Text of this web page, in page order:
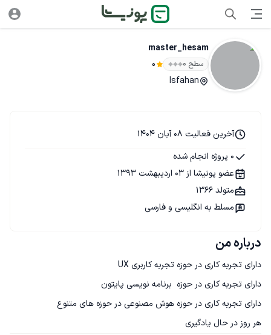
master_hesam
سطح ۰ 0
Isfahan
درباره من
هر روز در حال یادگیری
آخرین فعالیت 08 آبان 1404
0 پروژه انجام شده
عضو پونیشا از 03 اردیبهشت 1393
متولد 1366
مسلط به انگلیسی و فارسی